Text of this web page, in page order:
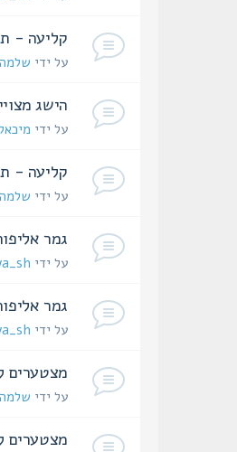
קליעה -
על ידי
הישג
על ידי
קליעה -
על ידי
גמר
על ידי
גמר
על ידי
מצטערים
על ידי
מצטערים